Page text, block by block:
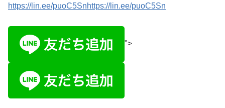
https://lin.ee/puoC5Snhttps://lin.ee/puoC5Sn
">